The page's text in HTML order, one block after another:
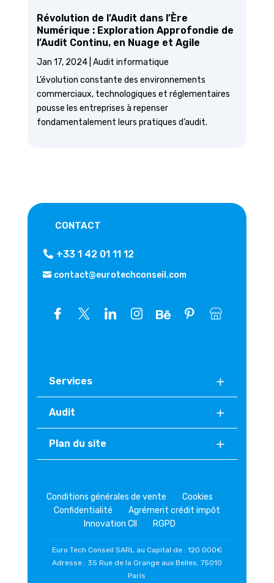
Révolution de l’Audit dans l’Ère
Numérique : Exploration Approfondie de
l’Audit Continu, en Nuage et Agile
Jan 17, 2024| Audit informatique
L’évolution constante des environnements
commerciaux, technologiques et réglementaires
pousse les entreprises à repenser
fondamentalement leurs pratiques d’audit.
CONTACT
+33 1 42 01 11 12
contact@eurotechconseil.com
Services
Audit
Plan du site
Conditions générales de vente
Cookies
Confidentialité
Agrément crédit impôt
Innovation CII
RGPD
Euro Tech Conseil SARL au Capital de : 120 000€
Adresse : 35 Rue de la Grange aux Belles, 75010
Paris